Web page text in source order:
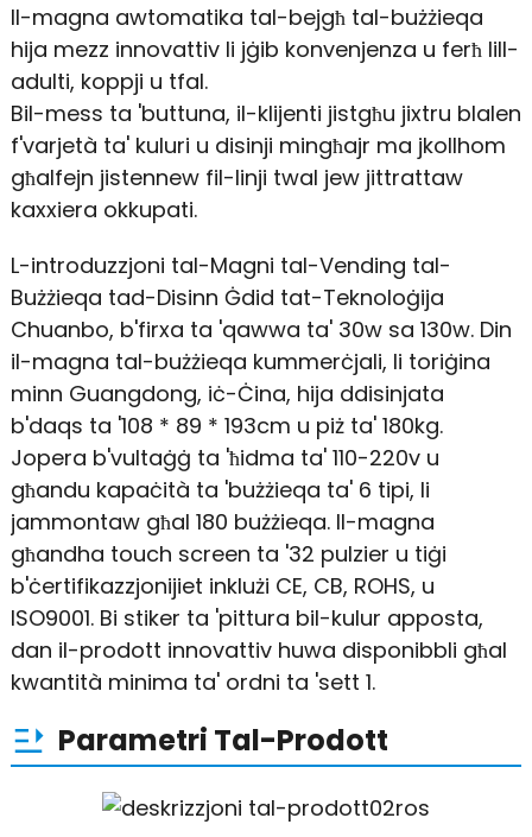
Il-magna awtomatika tal-bejgħ tal-bużżieqa
hija mezz innovattiv li jġib konvenjenza u ferħ lill-
adulti, koppji u tfal.
Bil-mess ta 'buttuna, il-klijenti jistgħu jixtru blalen
f'varjetà ta' kuluri u disinji mingħajr ma jkollhom
għalfejn jistennew fil-linji twal jew jittrattaw
kaxxiera okkupati.
L-introduzzjoni tal-Magni tal-Vending tal-
Bużżieqa tad-Disinn Ġdid tat-Teknoloġija
Chuanbo, b'firxa ta 'qawwa ta' 30w sa 130w. Din
il-magna tal-bużżieqa kummerċjali, li toriġina
minn Guangdong, iċ-Ċina, hija ddisinjata
b'daqs ta '108 * 89 * 193cm u piż ta' 180kg.
Jopera b'vultaġġ ta 'ħidma ta' 110-220v u
għandu kapaċità ta 'bużżieqa ta' 6 tipi, li
jammontaw għal 180 bużżieqa. Il-magna
għandha touch screen ta '32 pulzier u tiġi
b'ċertifikazzjonijiet inklużi CE, CB, ROHS, u
ISO9001. Bi stiker ta 'pittura bil-kulur apposta,
dan il-prodott innovattiv huwa disponibbli għal
kwantità minima ta' ordni ta 'sett 1.
Parametri Tal-Prodott